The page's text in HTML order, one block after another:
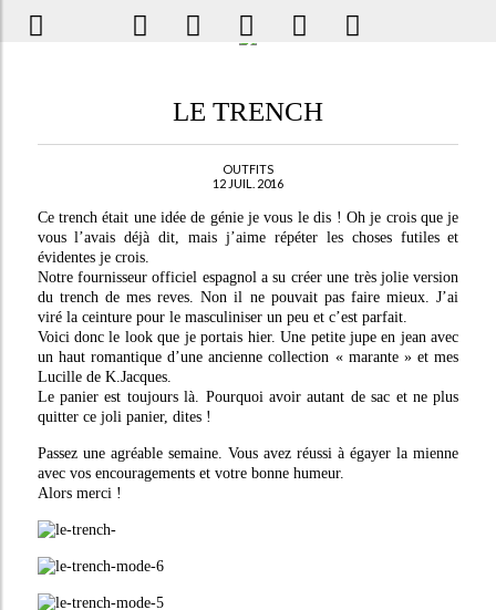
LE TRENCH
OUTFITS
12 JUIL. 2016
Ce trench était une idée de génie je vous le dis ! Oh je crois que je
vous l’avais déjà dit, mais j’aime répéter les choses futiles et
évidentes je crois.
Notre fournisseur officiel espagnol a su créer une très jolie version
du trench de mes reves. Non il ne pouvait pas faire mieux. J’ai
viré la ceinture pour le masculiniser un peu et c’est parfait.
Voici donc le look que je portais hier. Une petite jupe en jean avec
un haut romantique d’une ancienne collection « marante » et mes
Lucille de K.Jacques.
Le panier est toujours là. Pourquoi avoir autant de sac et ne plus
quitter ce joli panier, dites !
Passez une agréable semaine. Vous avez réussi à égayer la mienne
avec vos encouragements et votre bonne humeur.
Alors merci !